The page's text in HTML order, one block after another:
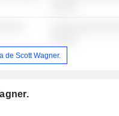
de Scott Wagner.